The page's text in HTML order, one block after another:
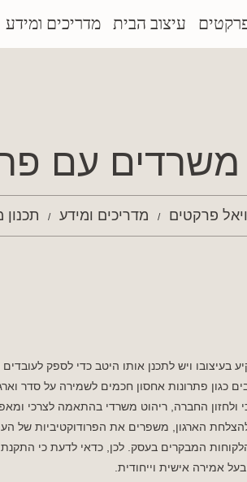
עיצוב הבית מדריכים ומידע
משרדים עם
פרקטים מדריכים ומידע
ויש לתכנן אותו היטב כדי לספק לעובדים
פתרונות אחסון חכמים לשמירה על סדר
החברה, ריהוט משרדי בהתאמה לצרכי
הארגון, משפרים את הפרודוקטיביות של
הלקוחות המבקרים בעסק. לכן, כדאי לדעת כי
אמירה אישית וייחודית.